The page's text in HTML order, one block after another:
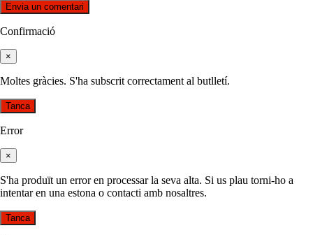
Confirmació
×
Moltes gràcies. S'ha subscrit correctament al butlletí.
Tanca
Error
×
S'ha produït un error en processar la seva alta. Si us plau torni-ho a
intentar en una estona o contacti amb nosaltres.
Tanca